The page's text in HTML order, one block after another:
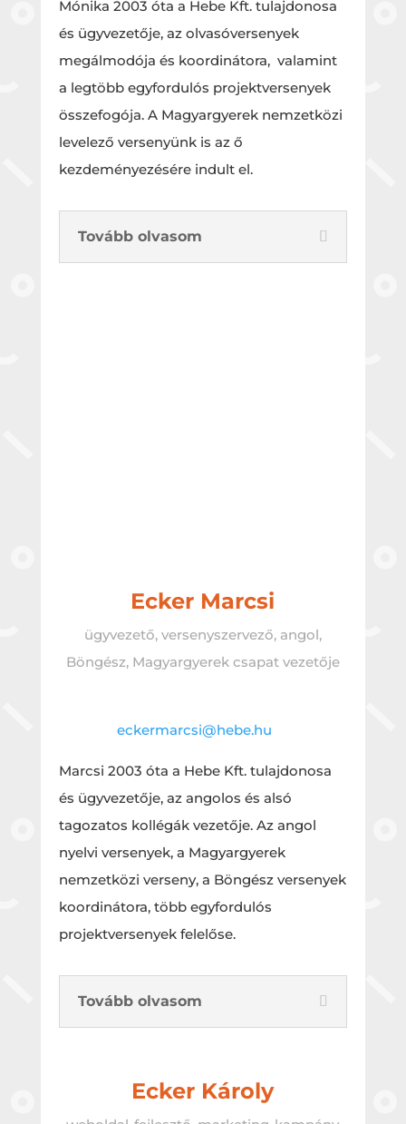
Mónika 2003 óta a Hebe Kft. tulajdonosa
és ügyvezetője, az olvasóversenyek
megálmodója és koordinátora, valamint
a legtöbb egyfordulós projektversenyek
összefogója. A Magyargyerek nemzetközi
levelező versenyünk is az ő
kezdeményezésére indult el.
Tovább olvasom
Ecker Marcsi
ügyvezető, versenyszervező, angol,
Böngész, Magyargyerek csapat vezetője
eckermarcsi@hebe.hu
Marcsi 2003 óta a Hebe Kft. tulajdonosa
és ügyvezetője, az angolos és alsó
tagozatos kollégák vezetője. Az angol
nyelvi versenyek, a Magyargyerek
nemzetközi verseny, a Böngész versenyek
koordinátora, több egyfordulós
projektversenyek felelőse.
Tovább olvasom
Ecker Károly